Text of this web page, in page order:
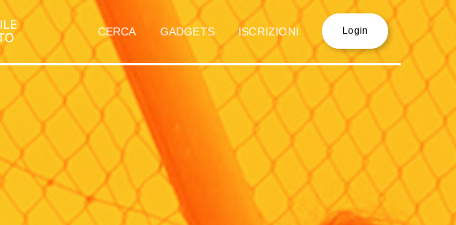
CERCA GADGETS ISCRIZIONI Login